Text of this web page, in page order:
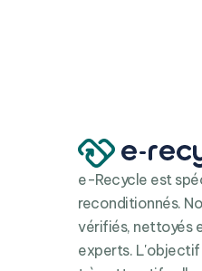
e-Recycle est
reconditionnés.
vérifiés, nettoyés
experts. L'objectif